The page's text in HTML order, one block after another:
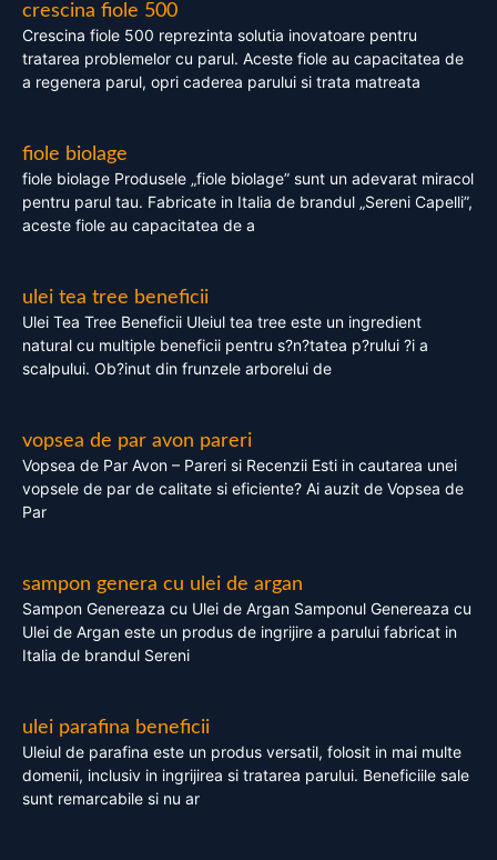
crescina fiole 500
Crescina fiole 500 reprezinta solutia inovatoare pentru
tratarea problemelor cu parul. Aceste fiole au capacitatea de
a regenera parul, opri caderea parului si trata matreata
fiole biolage
fiole biolage Produsele „fiole biolage” sunt un adevarat miracol
pentru parul tau. Fabricate in Italia de brandul „Sereni Capelli”,
aceste fiole au capacitatea de a
ulei tea tree beneficii
Ulei Tea Tree Beneficii Uleiul tea tree este un ingredient
natural cu multiple beneficii pentru s?n?tatea p?rului ?i a
scalpului. Ob?inut din frunzele arborelui de
vopsea de par avon pareri
Vopsea de Par Avon – Pareri si Recenzii Esti in cautarea unei
vopsele de par de calitate si eficiente? Ai auzit de Vopsea de
Par
sampon genera cu ulei de argan
Sampon Genereaza cu Ulei de Argan Samponul Genereaza cu
Ulei de Argan este un produs de ingrijire a parului fabricat in
Italia de brandul Sereni
ulei parafina beneficii
Uleiul de parafina este un produs versatil, folosit in mai multe
domenii, inclusiv in ingrijirea si tratarea parului. Beneficiile sale
sunt remarcabile si nu ar